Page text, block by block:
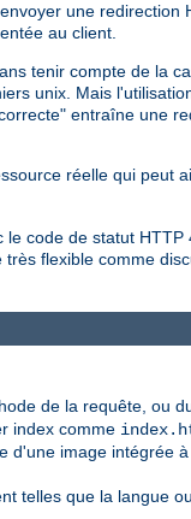
une redirection
au client.
tenir compte de la
unix. Mais
entraîne une
réelle qui peut
code de statut
flexible comme
de la requête, ou
index comme
image intégrée
telles que la langue